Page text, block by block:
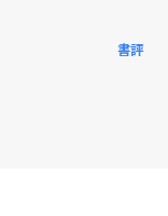
書評